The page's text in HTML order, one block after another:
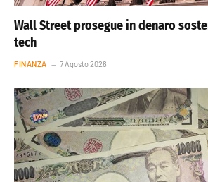
Wall Street prosegue in denaro
tech
FINANZA 7 Agosto 2026